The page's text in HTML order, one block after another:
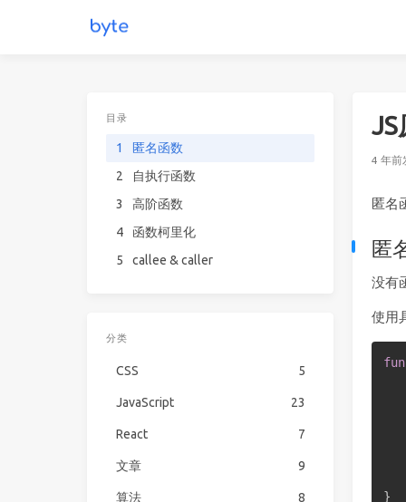
4 年前
匿名
匿
没有
使用
}
目录
1
匿名函数
2
自执行函数
3
高阶函数
4
函数柯里化
5
callee & caller
分类
CSS 5
JavaScript 23
React 7
文章 9
算法 8